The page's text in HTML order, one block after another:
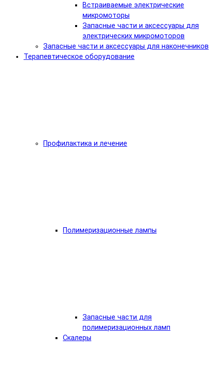
Встраиваемые электрические
микромоторы
Запасные части и аксессуары для
электрических микромоторов
Запасные части и аксессуары для наконечников
Терапевтическое оборудование
Профилактика и лечение
Полимеризационные лампы
Запасные части для
полимеризационных ламп
Скалеры